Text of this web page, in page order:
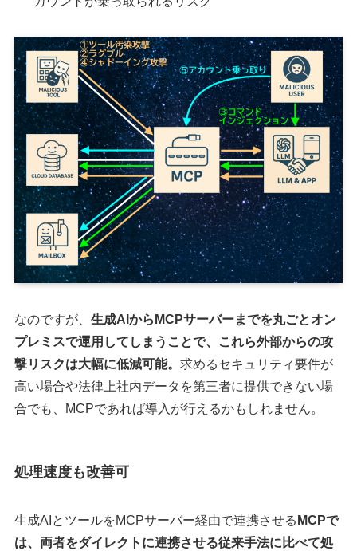
なのですが、 生成AIからMCPサーバーまでを丸ごとオン
プレミスで運用してしまうことで、これら外部からの攻
撃リスクは大幅に低減可能。 求めるセキュリティ要件が
高い場合や法律上社内データを第三者に提供できない場
合でも、MCPであれば導入が行えるかもしれません。
処理速度も改善可
生成AIとツールをMCPサーバー経由で連携させる MCPで
は、両者をダイレクトに連携させる従来手法に比べて処